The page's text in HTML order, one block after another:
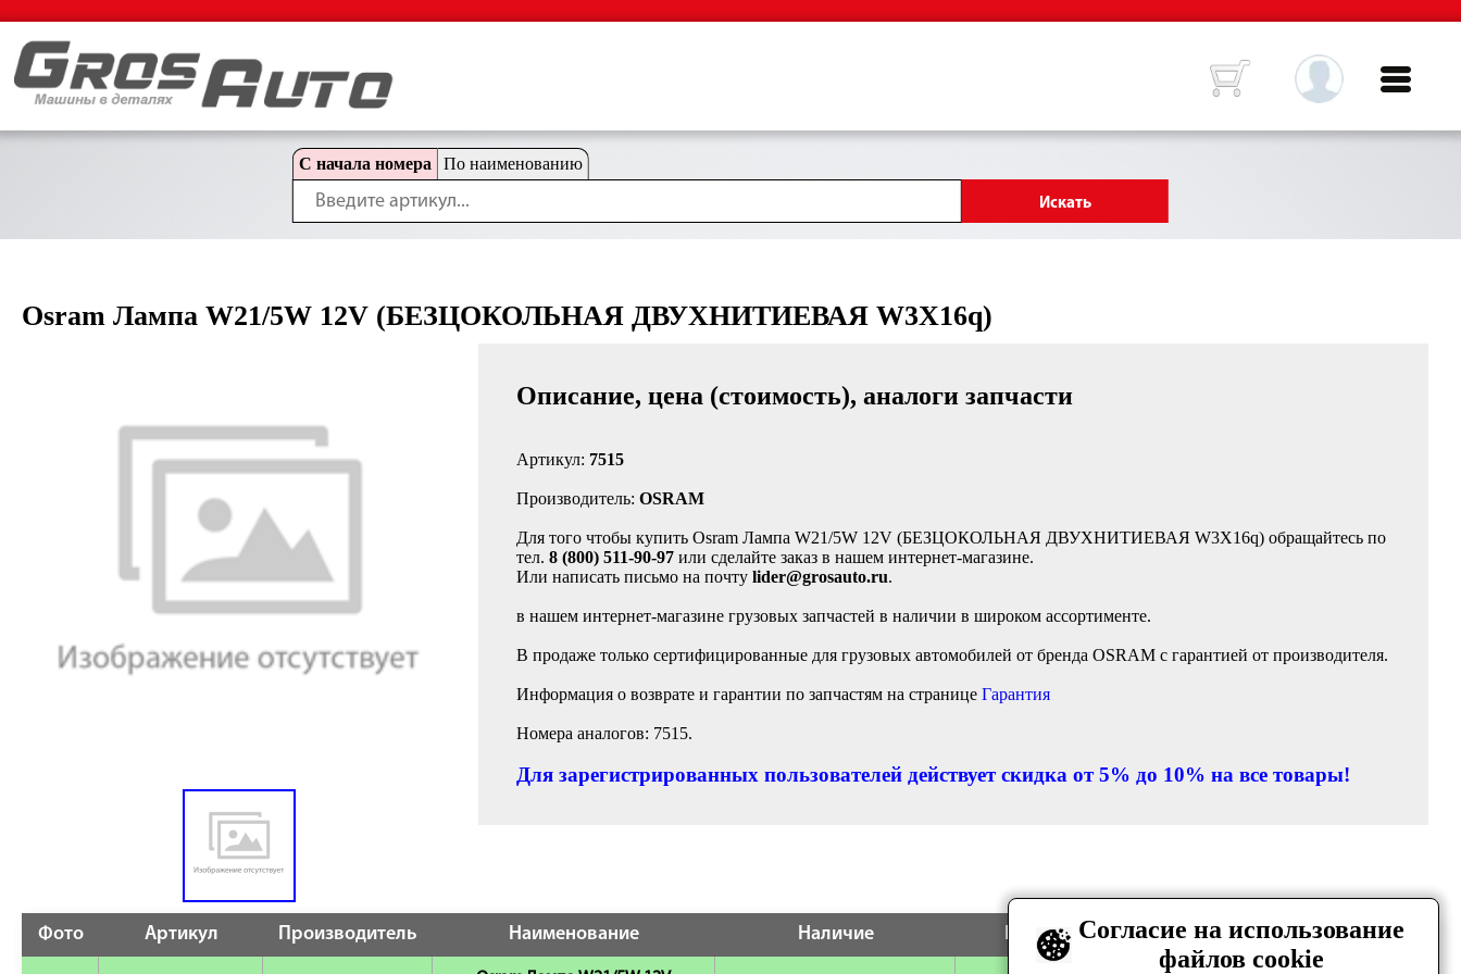
С начала номера По наименованию
Osram Лампа W21/5W 12V (БЕЗЦОКОЛЬНАЯ ДВУХНИТИЕВАЯ W3X16q)
Описание, цена (стоимость), аналоги запчасти
Артикул: 7515
Производитель: OSRAM
Для того чтобы купить Osram Лампа W21/5W 12V (БЕЗЦОКОЛЬНАЯ ДВУХНИТИЕВАЯ W3X16q) обращайтесь по
тел. 8 (800) 511-90-97 или сделайте заказ в нашем интернет-магазине.
Или написать письмо на почту lider@grosauto.ru.
в нашем интернет-магазине грузовых запчастей в наличии в широком ассортименте.
В продаже только сертифицированные для грузовых автомобилей от бренда OSRAM с гарантией от производителя.
Информация о возврате и гарантии по запчастям на странице Гарантия
Номера аналогов: 7515.
Для зарегистрированных пользователей действует скидка от 5% до 10% на все товары!
Фото Артикул Производитель Наименование Наличие Цена Количество
Согласие на использование
файлов cookie